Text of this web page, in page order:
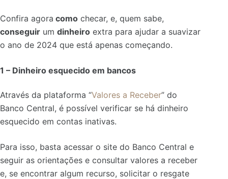
Confira agora como checar, e, quem sabe,
conseguir um dinheiro extra para ajudar a suavizar
o ano de 2024 que está apenas começando.
1 – Dinheiro esquecido em bancos
Através da plataforma “Valores a Receber” do
Banco Central, é possível verificar se há dinheiro
esquecido em contas inativas.
Para isso, basta acessar o site do Banco Central e
seguir as orientações e consultar valores a receber
e, se encontrar algum recurso, solicitar o resgate